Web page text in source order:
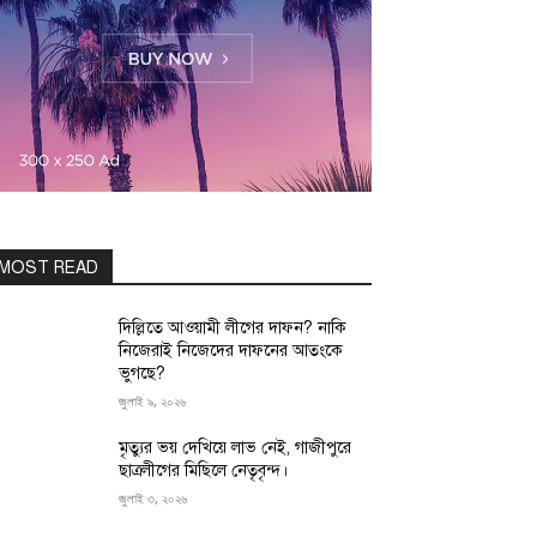
READ
দিল্লিতে আওয়ামী লীগের দাফন? নাকি
নিজেরাই নিজেদের দাফনের আতংকে
ভুগছে?
জুলাই ৯, ২০২৬
মৃত্যুর ভয় দেখিয়ে লাভ নেই, গাজীপুরে
ছাত্রলীগের মিছিলে নেতৃবৃন্দ।
জুলাই ৩, ২০২৬